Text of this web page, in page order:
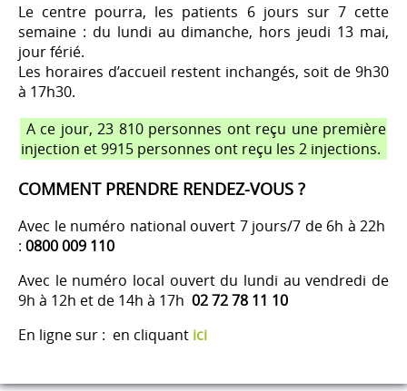
Le centre pourra, les patients 6 jours sur 7 cette
semaine : du lundi au dimanche, hors jeudi 13 mai,
jour férié.
Les horaires d’accueil restent inchangés, soit de 9h30
à 17h30.
A ce jour, 23 810 personnes ont reçu une première
injection et 9915 personnes ont reçu les 2 injections.
COMMENT PRENDRE RENDEZ-VOUS ?
Avec le numéro national ouvert 7 jours/7 de 6h à 22h
: 0800 009 110
Avec le numéro local ouvert du lundi au vendredi de
9h à 12h et de 14h à 17h 02 72 78 11 10
En ligne sur : en cliquant ici